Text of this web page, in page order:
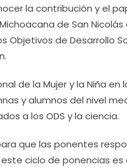
la contribución y el
de San Nicolás
Objetivos de Desarrollo
de la Mujer y la Niña en
y alumnos del nivel
a los ODS y la ciencia.
que las ponentes
ciclo de ponencias es